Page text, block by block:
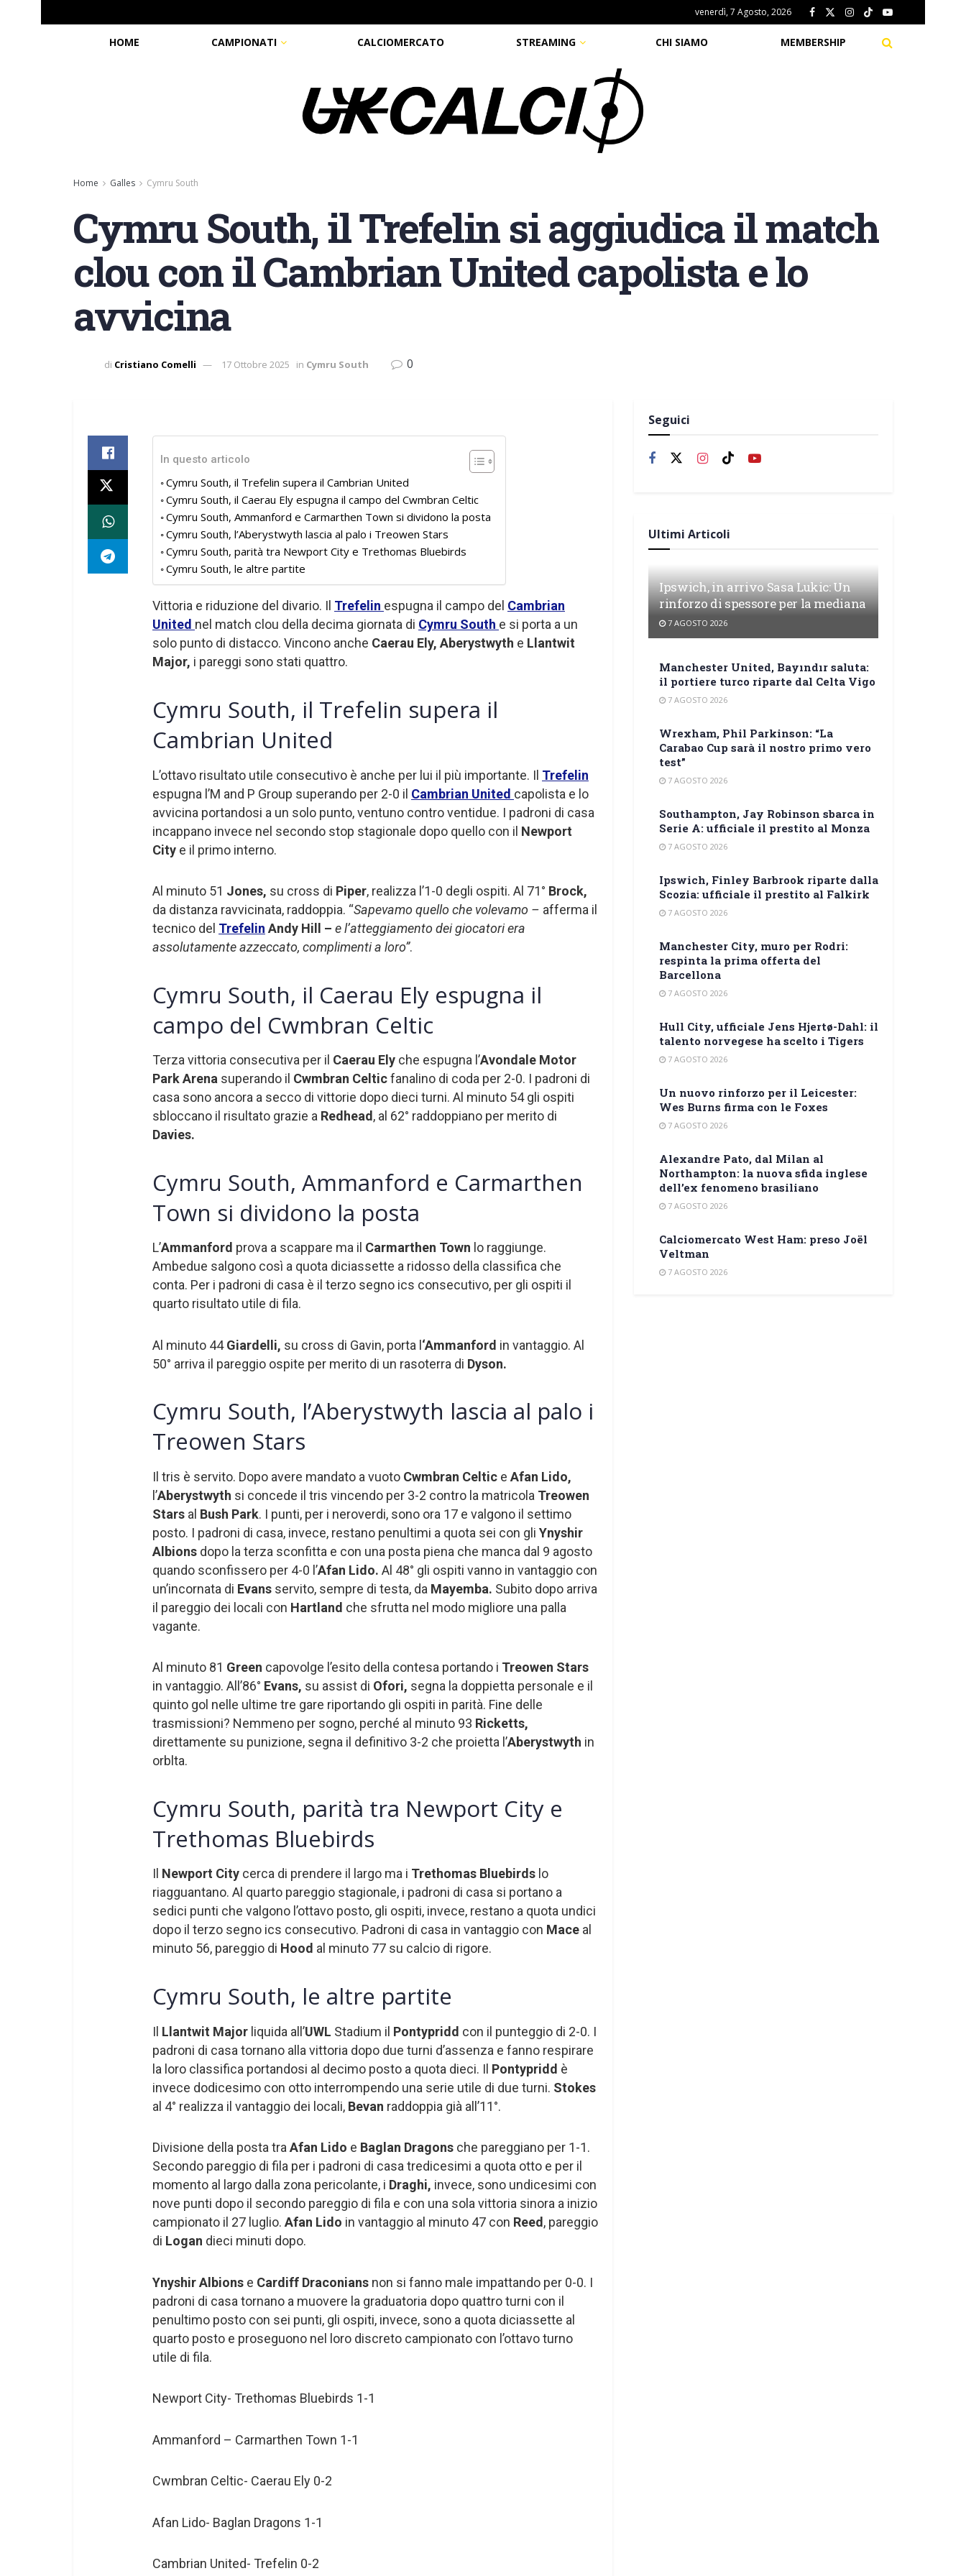
venerdì, 7 Agosto, 2026
HOME CAMPIONATI CALCIOMERCATO STREAMING CHI SIAMO MEMBERSHIP
Home Galles Cymru South
Cymru South, il Trefelin si aggiudica il match
clou con il Cambrian United capolista e lo
avvicina
di Cristiano Comelli 17 Ottobre 2025 in Cymru South 0
In questo articolo
Cymru South, il Trefelin supera il Cambrian United
Cymru South, il Caerau Ely espugna il campo del Cwmbran Celtic
Cymru South, Ammanford e Carmarthen Town si dividono la posta
Cymru South, l’Aberystwyth lascia al palo i Treowen Stars
Cymru South, parità tra Newport City e Trethomas Bluebirds
Cymru South, le altre partite
Vittoria e riduzione del divario. Il Trefelin espugna il campo del Cambrian
United nel match clou della decima giornata di Cymru South e si porta a un
solo punto di distacco. Vincono anche Caerau Ely, Aberystwyth e Llantwit
Major, i pareggi sono stati quattro.
Cymru South, il Trefelin supera il
Cambrian United
L’ottavo risultato utile consecutivo è anche per lui il più importante. Il Trefelin
espugna l’M and P Group superando per 2-0 il Cambrian United capolista e lo
avvicina portandosi a un solo punto, ventuno contro ventidue. I padroni di casa
incappano invece nel secondo stop stagionale dopo quello con il Newport
City e il primo interno.
Al minuto 51 Jones, su cross di Piper, realizza l’1-0 degli ospiti. Al 71° Brock,
da distanza ravvicinata, raddoppia. “Sapevamo quello che volevamo – afferma il
tecnico del Trefelin Andy Hill – e l’atteggiamento dei giocatori era
assolutamente azzeccato, complimenti a loro”.
Cymru South, il Caerau Ely espugna il
campo del Cwmbran Celtic
Terza vittoria consecutiva per il Caerau Ely che espugna l’Avondale Motor
Park Arena superando il Cwmbran Celticfanalino di coda per 2-0. I padroni di
casa sono ancora a secco di vittorie dopo dieci turni. Al minuto 54 gli ospiti
sbloccano il risultato grazie a Redhead , al 62° raddoppiano per merito di
Davies.
Cymru South, Ammanford e Carmarthen
Town si dividono la posta
L’Ammanford prova a scappare ma il Carmarthen Town lo raggiunge.
Ambedue salgono così a quota diciassette a ridosso della classifica che
conta. Per i padroni di casa è il terzo segno ics consecutivo, per gli ospiti il
quarto risultato utile di fila.
Al minuto 44Giardelli, su cross di Gavin, porta l‘Ammanford in vantaggio. Al
50° arriva il pareggio ospite per merito di un rasoterra di Dyson.
Cymru South, l’Aberystwyth lascia al palo i
Treowen Stars
Il tris è servito. Dopo avere mandato a vuoto Cwmbran Celtic e Afan Lido,
l’Aberystwyth si concede il tris vincendo per 3-2 contro la matricola Treowen
Stars al Bush Park. I punti, per i neroverdi, sono ora 17 e valgono il settimo
posto. I padroni di casa, invece, restano penultimi a quota sei con gli Ynyshir
Albions dopo la terza sconfitta e con una posta piena che manca dal 9 agosto
quando sconfissero per 4-0 l’Afan Lido. Al 48° gli ospiti vanno in vantaggio con
un’incornata di Evans servito, sempre di testa, da Mayemba. Subito dopo arriva
il pareggio dei locali con Hartland che sfrutta nel modo migliore una palla
vagante.
Al minuto 81 Green capovolge l’esito della contesa portando i Treowen Stars
in vantaggio. All’86° Evans, su assist di Ofori, segna la doppietta personale e il
quinto gol nelle ultime tre gare riportando gli ospiti in parità. Fine delle
trasmissioni? Nemmeno per sogno, perché al minuto 93 Ricketts,
direttamente su punizione, segna il definitivo 3-2 che proietta l’Aberystwyth in
orblta.
Cymru South, parità tra Newport City e
Trethomas Bluebirds
Il Newport City cerca di prendere il largo ma i Trethomas Bluebirds lo
riagguantano. Al quarto pareggio stagionale, i padroni di casa si portano a
sedici punti che valgono l’ottavo posto, gli ospiti, invece, restano a quota undici
dopo il terzo segno ics consecutivo. Padroni di casa in vantaggio con Mace al
minuto 56, pareggio di Hood al minuto 77 su calcio di rigore.
Cymru South, le altre partite
Il Llantwit Major liquida all’UWL Stadium il Pontypridd con il punteggio di 2-0. I
padroni di casa tornano alla vittoria dopo due turni d’assenza e fanno respirare
la loro classifica portandosi al decimo posto a quota dieci. Il Pontypridd è
invece dodicesimo con otto interrompendo una serie utile di due turni. Stokes
al 4° realizza il vantaggio dei locali, Bevan raddoppia già all’11°.
Divisione della posta tra Afan Lido e Baglan Dragons che pareggiano per 1-1.
Secondo pareggio di fila per i padroni di casa tredicesimi a quota otto e per il
momento al largo dalla zona pericolante, i Draghi, invece, sono undicesimi con
nove punti dopo il secondo pareggio di fila e con una sola vittoria sinora a inizio
campionato il 27 luglio. Afan Lido in vantaggio al minuto 47 con Reed , pareggio
di Logan dieci minuti dopo.
Ynyshir Albions e Cardiff Draconians non si fanno male impattando per 0-0. I
padroni di casa tornano a muovere la graduatoria dopo quattro turni con il
penultimo posto con sei punti, gli ospiti, invece, sono a quota diciassette al
quarto posto e proseguono nel loro discreto campionato con l’ottavo turno
utile di fila.
Newport City- Trethomas Bluebirds 1-1
Ammanford – Carmarthen Town 1-1
Cwmbran Celtic- Caerau Ely 0-2
Afan Lido- Baglan Dragons 1-1
Cambrian United- Trefelin 0-2
Seguici
Ultimi Articoli
Ipswich, in arrivo Sasa Lukic: Un
rinforzo di spessore per la mediana
7 AGOSTO 2026
Manchester United, Bayındır saluta:
il portiere turco riparte dal Celta Vigo
7 AGOSTO 2026
Wrexham, Phil Parkinson: “La
Carabao Cup sarà il nostro primo vero
test”
7 AGOSTO 2026
Southampton, Jay Robinson sbarca in
Serie A: ufficiale il prestito al Monza
7 AGOSTO 2026
Ipswich, Finley Barbrook riparte dalla
Scozia: ufficiale il prestito al Falkirk
7 AGOSTO 2026
Manchester City, muro per Rodri:
respinta la prima offerta del
Barcellona
7 AGOSTO 2026
Hull City, ufficiale Jens Hjertø-Dahl: il
talento norvegese ha scelto i Tigers
7 AGOSTO 2026
Un nuovo rinforzo per il Leicester:
Wes Burns firma con le Foxes
7 AGOSTO 2026
Alexandre Pato, dal Milan al
Northampton: la nuova sfida inglese
dell’ex fenomeno brasiliano
7 AGOSTO 2026
Calciomercato West Ham: preso Joël
Veltman
7 AGOSTO 2026